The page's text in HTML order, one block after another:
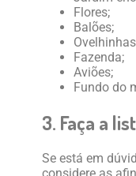
Flores;
Balões;
Fazenda;
Aviões;
Fundo do
3. Faça a
Se está em